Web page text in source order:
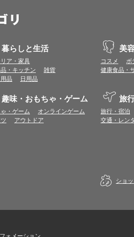
暮らしと生活
ア・家具
・キッチン
雑貨
品
日用品
美
コスメ
ボ
健康食品・
趣味・おもちゃ・ゲーム
・ゲーム
オンラインゲーム
アウトドア
旅
旅行・宿泊
交通・レン
ショ